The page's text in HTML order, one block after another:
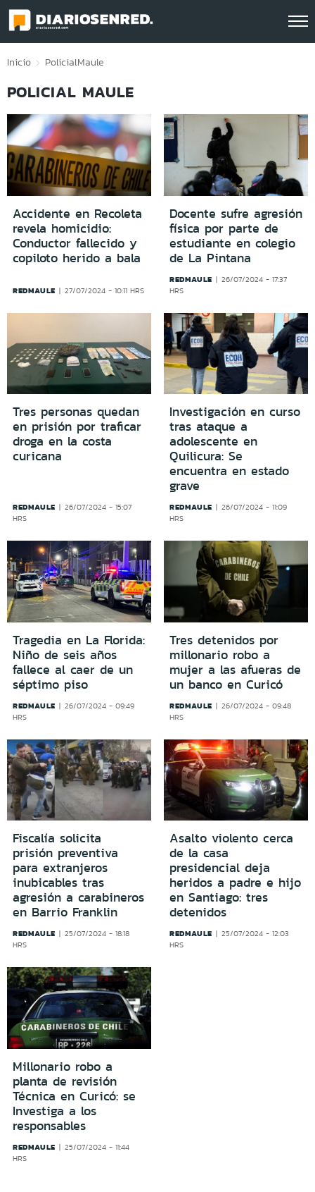
Click acá para ir directamente al contenido
Inicio PolicialMaule
POLICIAL MAULE
Accidente en Recoleta
revela homicidio:
Conductor fallecido y
copiloto herido a bala
REDMAULE 27/07/2024 - 10:11 HRS
Docente sufre agresión
física por parte de
estudiante en colegio
de La Pintana
REDMAULE
26/07/2024 - 17:37
HRS
Tres personas quedan
en prisión por traficar
droga en la costa
curicana
REDMAULE
26/07/2024 - 15:07
HRS
Investigación en curso
tras ataque a
adolescente en
Quilicura: Se
encuentra en estado
grave
REDMAULE
26/07/2024 - 11:09
HRS
Tragedia en La Florida:
Niño de seis años
fallece al caer de un
séptimo piso
REDMAULE
26/07/2024 - 09:49
HRS
Tres detenidos por
millonario robo a
mujer a las afueras de
un banco en Curicó
REDMAULE
26/07/2024 - 09:48
HRS
Fiscalía solicita
prisión preventiva
para extranjeros
inubicables tras
agresión a carabineros
en Barrio Franklin
REDMAULE
25/07/2024 - 18:18
HRS
Asalto violento cerca
de la casa
presidencial deja
heridos a padre e hijo
en Santiago: tres
detenidos
REDMAULE
25/07/2024 - 12:03
HRS
Millonario robo a
planta de revisión
Técnica en Curicó: se
Investiga a los
responsables
REDMAULE
25/07/2024 - 11:44
HRS